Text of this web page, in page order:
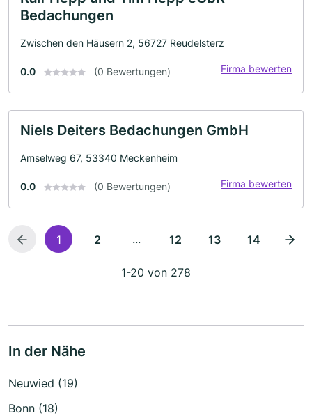
Bedachungen
Zwischen den Häusern 2, 56727 Reudelsterz
0.0 (0 Bewertungen) Firma bewerten
Niels Deiters Bedachungen GmbH
Amselweg 67, 53340 Meckenheim
0.0 (0 Bewertungen) Firma bewerten
1 2 ... 12 13 14
1-20 von 278
In der Nähe
Neuwied (19)
Bonn (18)